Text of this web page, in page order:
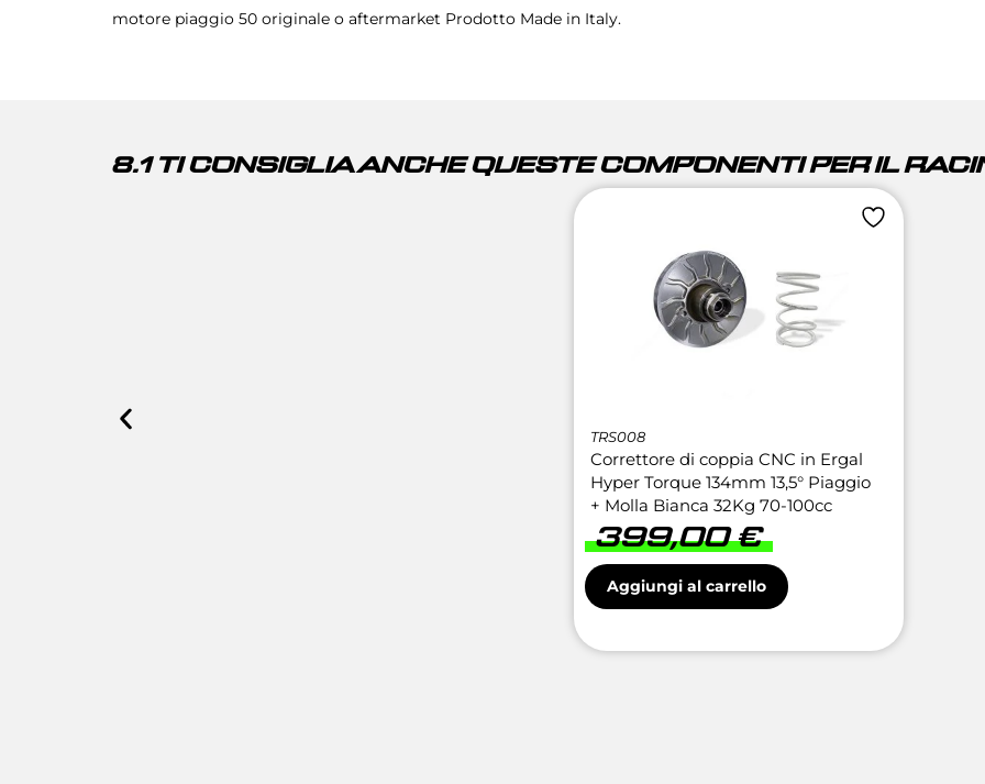
motore piaggio 50 originale o aftermarket Prodotto Made in Italy.
8.1 TI CONSIGLIA ANCHE QUESTE COMPONENTI PER IL
TRS008
Correttore di coppia CNC in Ergal
Hyper Torque 134mm 13,5° Piaggio
+ Molla Bianca 32Kg 70-100cc
399,00€
Aggiungi al carrello